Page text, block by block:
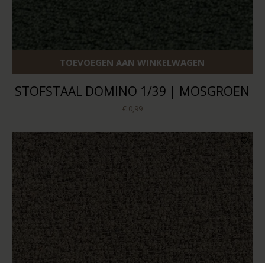
TOEVOEGEN AAN WINKELWAGEN
STOFSTAAL DOMINO 1/39 | MOSGROEN
€ 0,99